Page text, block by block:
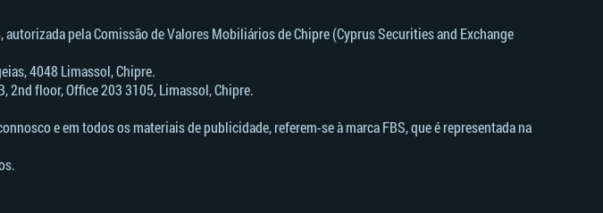
pela Comissão de Valores Mobiliários de Chipre (Cyprus Securities and Exchange
4048 Limassol, Chipre.
2nd floor, Office 203 3105, Limassol, Chipre.
e em todos os materiais de publicidade, referem-se à marca FBS, que é representada na